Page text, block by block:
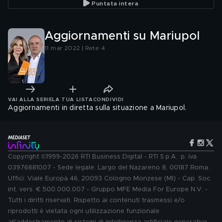
Puntata intera
Aggiornamenti su Mariupol
11 mar 2022 | Rete 4
VAI ALLA SERIE LA TUA LISTA CONDIVIDI
Aggiornamenti in diretta sulla situazione a Mariupol.
Copyright ©1999-2026 RTI Business Digital - RTI S.p.A.: p. iva
03976881007 - Sede legale: Largo del Nazareno 8, 00187 Roma.
Uffici: Viale Europa 46, 20093 Cologno Monzese (MI) - Cap. Soc.
int. vers. € 500.000.007 - Gruppo MFE Media For Europe N.V. -
Tutti i diritti riservati. Rispetto ai contenuti trasmessi e/o
riprodotti è vietata ogni utilizzazione funzionale